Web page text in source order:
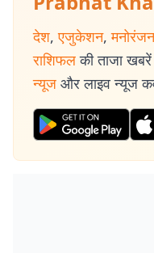
देश, एजुकेशन, मनोरंजन
राशिफल की ताजा खबरें
न्यूज और लाइव न्यूज